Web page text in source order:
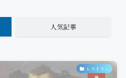
人気記事
レストラン